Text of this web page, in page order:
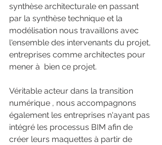
synthèse architecturale en passant
par la synthèse technique et la
modélisation nous travaillons avec
l'ensemble des intervenants du projet,
entreprises comme architectes pour
mener à  bien ce projet.
Véritable acteur dans la transition
numérique , nous accompagnons
également les entreprises n'ayant pas
intégré les processus BIM afin de
créer leurs maquettes à partir de